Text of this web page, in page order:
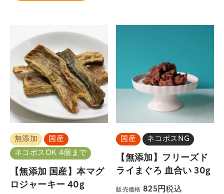
無添加
国産
ネコポスOK 4個まで
【無添加 国産】本マグ
ロジャーキー 40g
国産 ネコポスNG
【無添加】フリーズド
ライまぐろ 血合い 30g
販売価格 825 税込